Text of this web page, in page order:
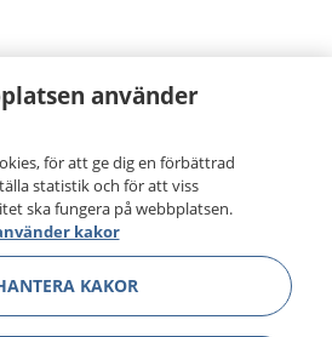
använder
för att ge dig en förbättrad
statistik och för att viss
ska fungera på webbplatsen.
kakor
KAKOR